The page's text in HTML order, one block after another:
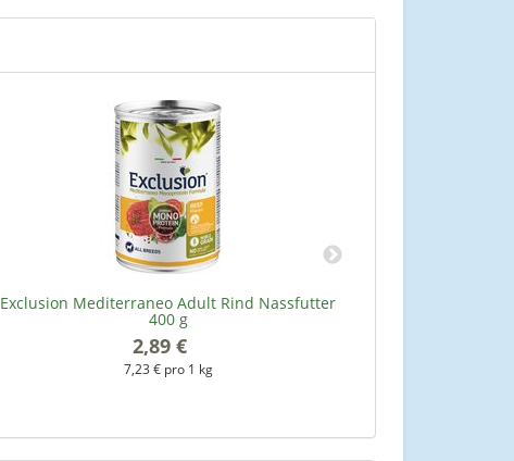
Exclusion Mediterraneo Adult Rind Nassfutter
400 g
2,89 €
7,23 € pro 1 kg